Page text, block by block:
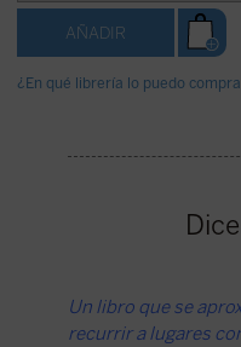
¿En qué librería lo puedo
Un libro que se
recurrir a lugares